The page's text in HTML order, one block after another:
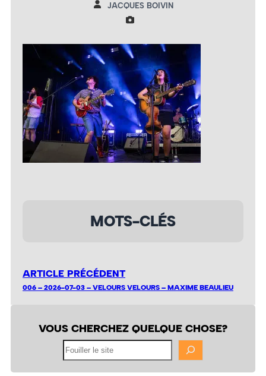
JACQUES BOIVIN
MOTS-CLÉS
ARTICLE PRÉCÉDENT
006 – 2026-07-03 – VELOURS VELOURS – MAXIME BEAULIEU
VOUS CHERCHEZ QUELQUE CHOSE?